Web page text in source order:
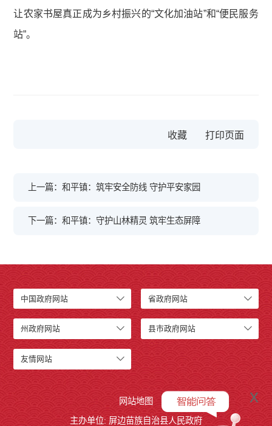
让农家书屋真正成为乡村振兴的“文化加油站”和“便民服务
站”。
收藏
上一篇：和平镇：筑牢安全防线 守护平安家园
下一篇：和平镇：守护山林精灵 筑牢生态屏障
中国政府网站 省政府网站
州政府网站 县市政府网站
友情网站
网站地图
主办单位: 屏边苗族自治县人民政府
x